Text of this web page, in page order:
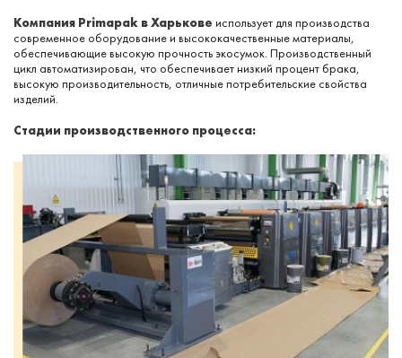
Компания Primapak в Харькове использует для производства
современное оборудование и высококачественные материалы,
обеспечивающие высокую прочность экосумок. Производственный
цикл автоматизирован, что обеспечивает низкий процент брака,
высокую производительность, отличные потребительские свойства
изделий.
Стадии производственного процесса: